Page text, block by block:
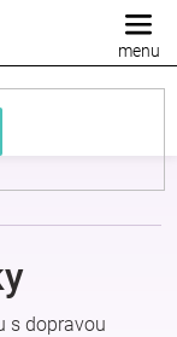
s dopravou